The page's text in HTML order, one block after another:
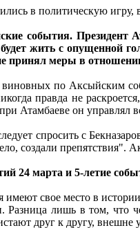
в политическую игру,
события. Президент
жить с опущенной
принял меры в
по Аксыйским
правда не
Атамбаеве он управлял
спросить с
создали препятствия".
24 марта и 5-летие
свое место в
Разница лишь в том, что
друг к другу,